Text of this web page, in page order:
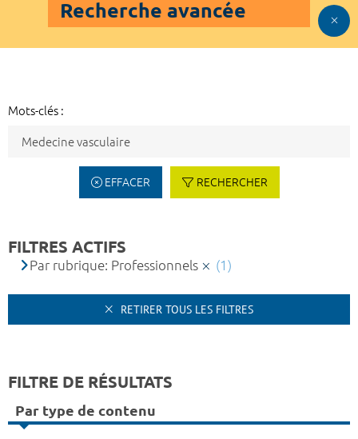
Recherche avancée
Mots-clés :
EFFACER RECHERCHER
FILTRES ACTIFS
Par rubrique: Professionnels (1)
RETIRER TOUS LES FILTRES
FILTRE DE RÉSULTATS
Par type de contenu